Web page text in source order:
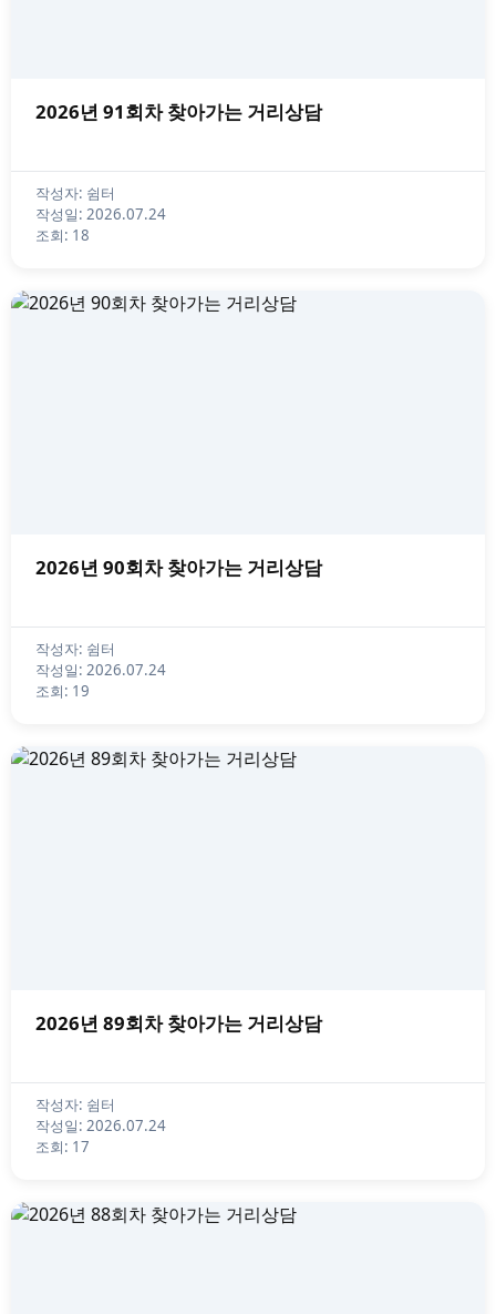
2026년 91회차 찾아가는 거리상담
작성자: 쉼터
작성일: 2026.07.24
조회: 18
2026년 90회차 찾아가는 거리상담
작성자: 쉼터
작성일: 2026.07.24
조회: 19
2026년 89회차 찾아가는 거리상담
작성자: 쉼터
작성일: 2026.07.24
조회: 17